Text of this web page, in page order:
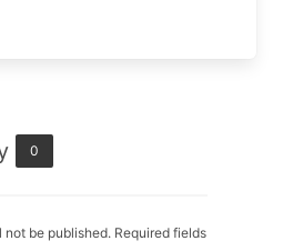
0
not be published. Required fields